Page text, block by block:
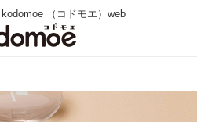
（コドモエ）web